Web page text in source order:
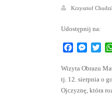
Krzysztof
Udostępnij na:
Facebook
Wizyta Obrazu
tj. 12. sierpnia o
Ojczyznę, która